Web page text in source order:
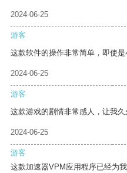
2024-06-25
游客
这款软件的操作非常简单，即使是
2024-06-25
游客
这款游戏的剧情非常感人，让我久
2024-06-25
游客
这款加速器VPM应用程序已经为